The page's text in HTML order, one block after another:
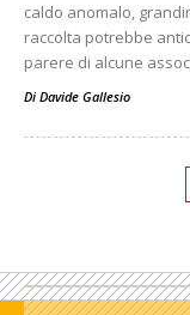
caldo anomalo,
raccolta potrebbe
parere di alcune
Di Davide Gallesio